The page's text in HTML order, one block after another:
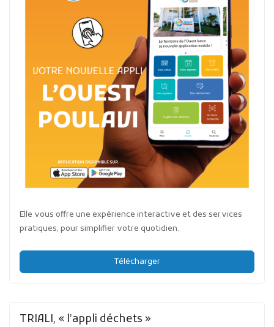
Elle vous offre une expérience interactive et des services
pratiques, pour simplifier votre quotidien.
Télécharger
TRIALI, « l’appli déchets »